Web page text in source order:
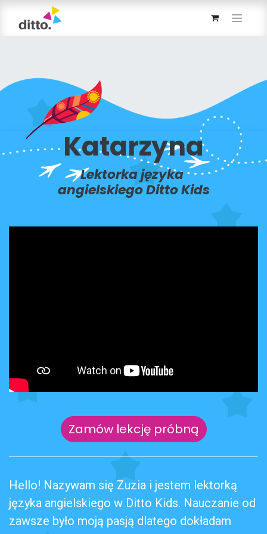
Katarzyna
Lektorka języka
angielskiego Ditto Kids
Zamów lekcję próbną
Hello! Nazywam się Zuzia i jestem lektorką
języka angielskiego w Ditto Kids. Nauczanie od
zawsze było moją pasją dlatego dokładam